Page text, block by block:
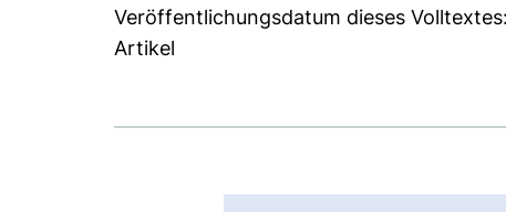
Veröffentlichungsdatum dieses
Artikel